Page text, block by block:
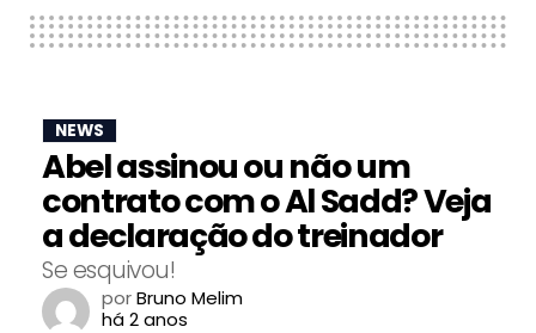
NEWS
Abel assinou ou não um
contrato com o Al Sadd? Veja
a declaração do treinador
Se esquivou!
porBruno Melim
há 2 anos